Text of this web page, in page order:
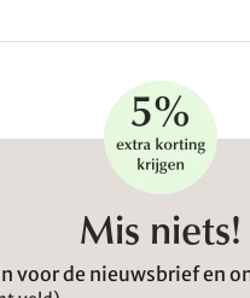
Mis niets!
voor de nieuwsbrief en